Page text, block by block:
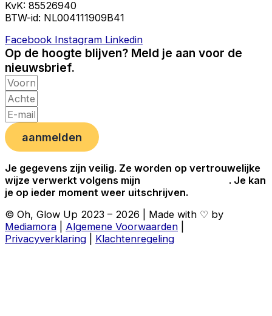
KvK: 85526940
BTW-id: NL004111909B41
Facebook Instagram Linkedin
Op de hoogte blijven? Meld je aan voor de
nieuwsbrief.
aanmelden
Je gegevens zijn veilig. Ze worden op vertrouwelijke
wijze verwerkt volgens mijn
. Je kan
je op ieder moment weer uitschrijven.
© Oh, Glow Up 2023 – 2026 | Made with ♡ by
Mediamora
Algemene Voorwaarden
Privacyverklaring
Klachtenregeling